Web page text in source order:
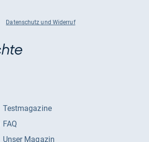
Datenschutz und Widerruf
Testmagazine
FAQ
Unser Magazin